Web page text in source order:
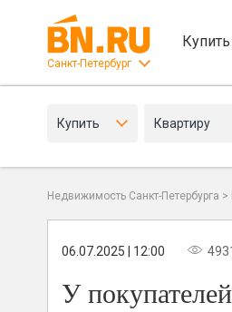
Санкт-Петербург
Купить
Купить Квартиру
Недвижимость Санкт-Петербурга >
06.07.2025 | 12:00
У